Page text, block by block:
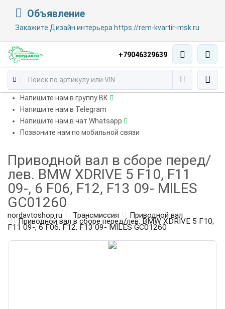
Объявление
Закажите Дизайн интерьера https://rem-kvartir-msk.ru
+79046329639
Напишите нам в группу ВК
Напишите нам в Telegram
Напишите нам в чат Whatsapp
Позвоните нам по мобильной связи
Приводной вал в сборе перед/
лев. BMW XDRIVE 5 F10, F11
09-, 6 F06, F12, F13 09- MILES
GC01260
nordavtoshop.ru Трансмиссия Приводной вал
Приводной вал в сборе перед/лев. BMW XDRIVE 5 F10,
F11 09-, 6 F06, F12, F13 09- MILES GC01260